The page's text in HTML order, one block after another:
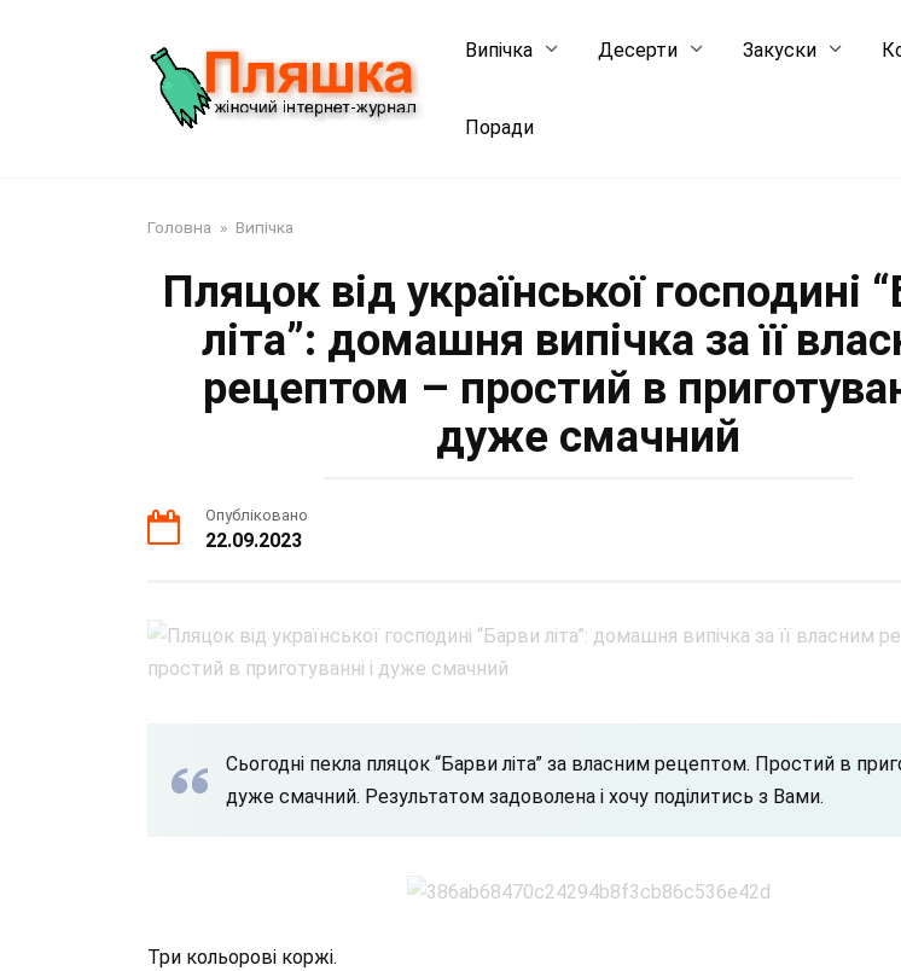
Випічка Десерти Закуски
Поради
Головна » Випічка
Пляцок від української господині
літа”: домашня випічка за її
рецептом – простий в
дуже смачний
Опубліковано
22.09.2023
Сьогодні пекла пляцок “Барви літа” за власним рецептом. Простий в
дуже смачний. Результатом задоволена і хочу поділитись з Вами.
Три кольорові коржі.